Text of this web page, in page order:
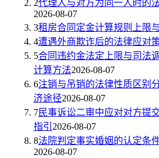
2代理人与对方为同一人时的
2026-08-07
3租房合同定金计算规则上限
4遭遇外商欺诈后的法律应对
5合同违约金法定上限与司法
计算方法2026-08-07
6注销与吊销的法律性质区别
济途径2026-08-07
7民事诉讼二审中应对对方提
指引 2026-08-07
8法院判定事实婚姻的认定条
2026-08-07